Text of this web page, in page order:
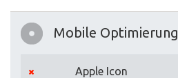
Mobile Optimierung
Apple Icon